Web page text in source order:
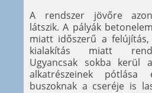
A rendszer jövőre
látszik. A pályák
miatt időszerű a
kialakítás miatt
Ugyancsak sokba kerül
alkatrészeinek
buszoknak a cseréje is